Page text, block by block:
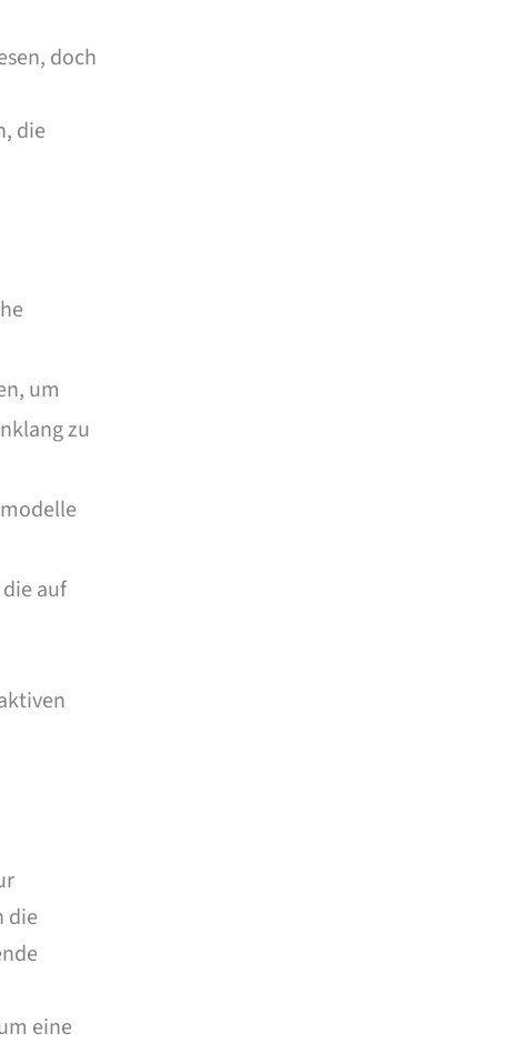
doch
die
um
zu
auf
die
eine